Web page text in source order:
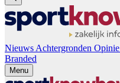
Nieuws Achtergronden Opinie
Branded
Menu